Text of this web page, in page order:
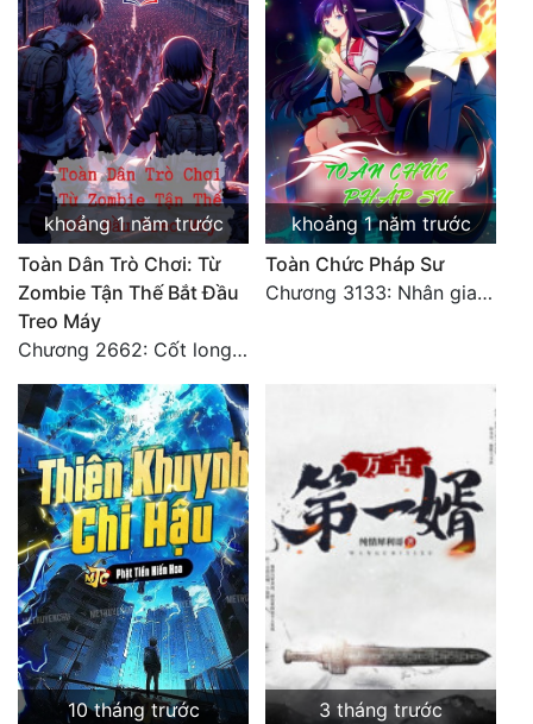
khoảng 1 năm trước
Toàn Dân Trò Chơi: Từ
Zombie Tận Thế Bắt Đầu
Treo Máy
Chương 2662: Cốt long tiểu đội
khoảng 1 năm trước
Toàn Chức Pháp Sư
Chương 3133: Nhân gian, không thể trêu vào
10 tháng trước
3 tháng trước